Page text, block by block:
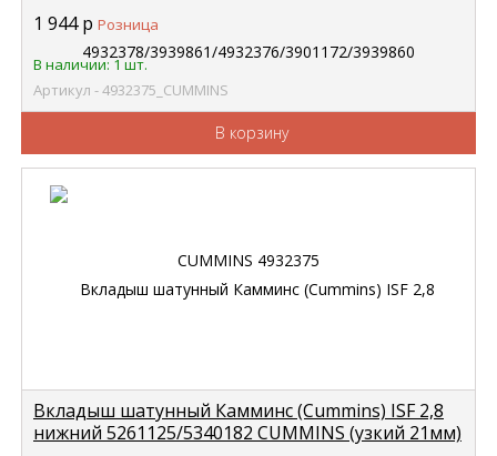
1 944р Розница
В наличии: 1 шт.
Артикул - 4932375_CUMMINS
В корзину
Вкладыш шатунный Камминс (Cummins) ISF 2,8
нижний 5261125/5340182 CUMMINS (узкий 21мм)